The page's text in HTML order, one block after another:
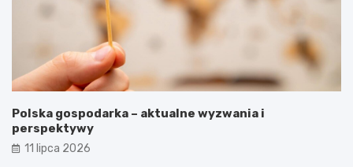
Polska gospodarka – aktualne wyzwania i
perspektywy
11 lipca 2026